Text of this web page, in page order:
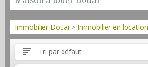
Immobilier Douai > Immobilier en
Tri par défaut